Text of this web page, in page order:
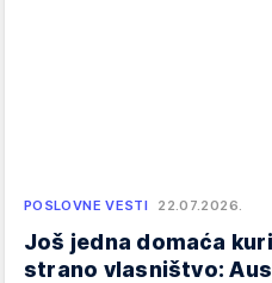
POSLOVNE VESTI 22.07.2026.
Još jedna domaća
strano vlasništvo: